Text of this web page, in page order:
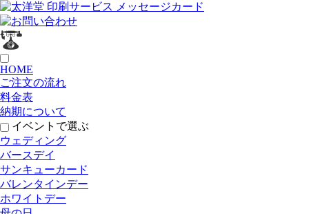
HOME
ご注文の流れ
料金表
納期について
イベントで選ぶ
ウェディング
バースデイ
サンキューカード
バレンタインデー
ホワイトデー